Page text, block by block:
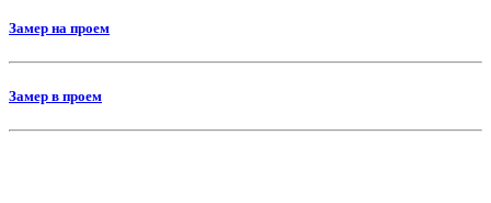
Замер на проем
Замер в проем